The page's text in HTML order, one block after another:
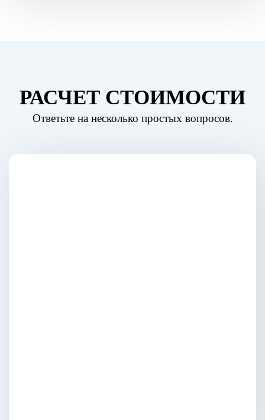
РАСЧЕТ СТОИМОСТИ
Ответьте на несколько простых вопросов.